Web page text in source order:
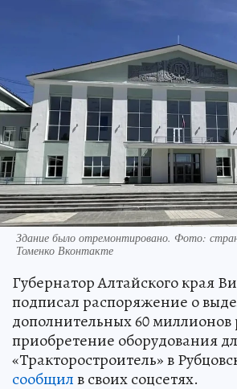
Здание было отремонтировано. Фото:
Томенко Вконтакте
Губернатор Алтайского края
подписал распоряжение о
дополнительных 60 миллионов
приобретение оборудования
«Тракторостроитель» в
сообщилв своих соцсетях.